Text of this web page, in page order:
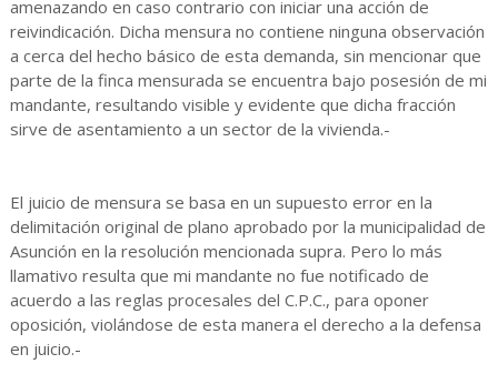
amenazando en caso contrario con iniciar una acción de
reivindicación. Dicha mensura no contiene ninguna observación
a cerca del hecho básico de esta demanda, sin mencionar que
parte de la finca mensurada se encuentra bajo posesión de mi
mandante, resultando visible y evidente que dicha fracción
sirve de asentamiento a un sector de la vivienda.-
El juicio de mensura se basa en un supuesto error en la
delimitación original de plano aprobado por la municipalidad de
Asunción en la resolución mencionada supra. Pero lo más
llamativo resulta que mi mandante no fue notificado de
acuerdo a las reglas procesales del C.P.C., para oponer
oposición, violándose de esta manera el derecho a la defensa
en juicio.-